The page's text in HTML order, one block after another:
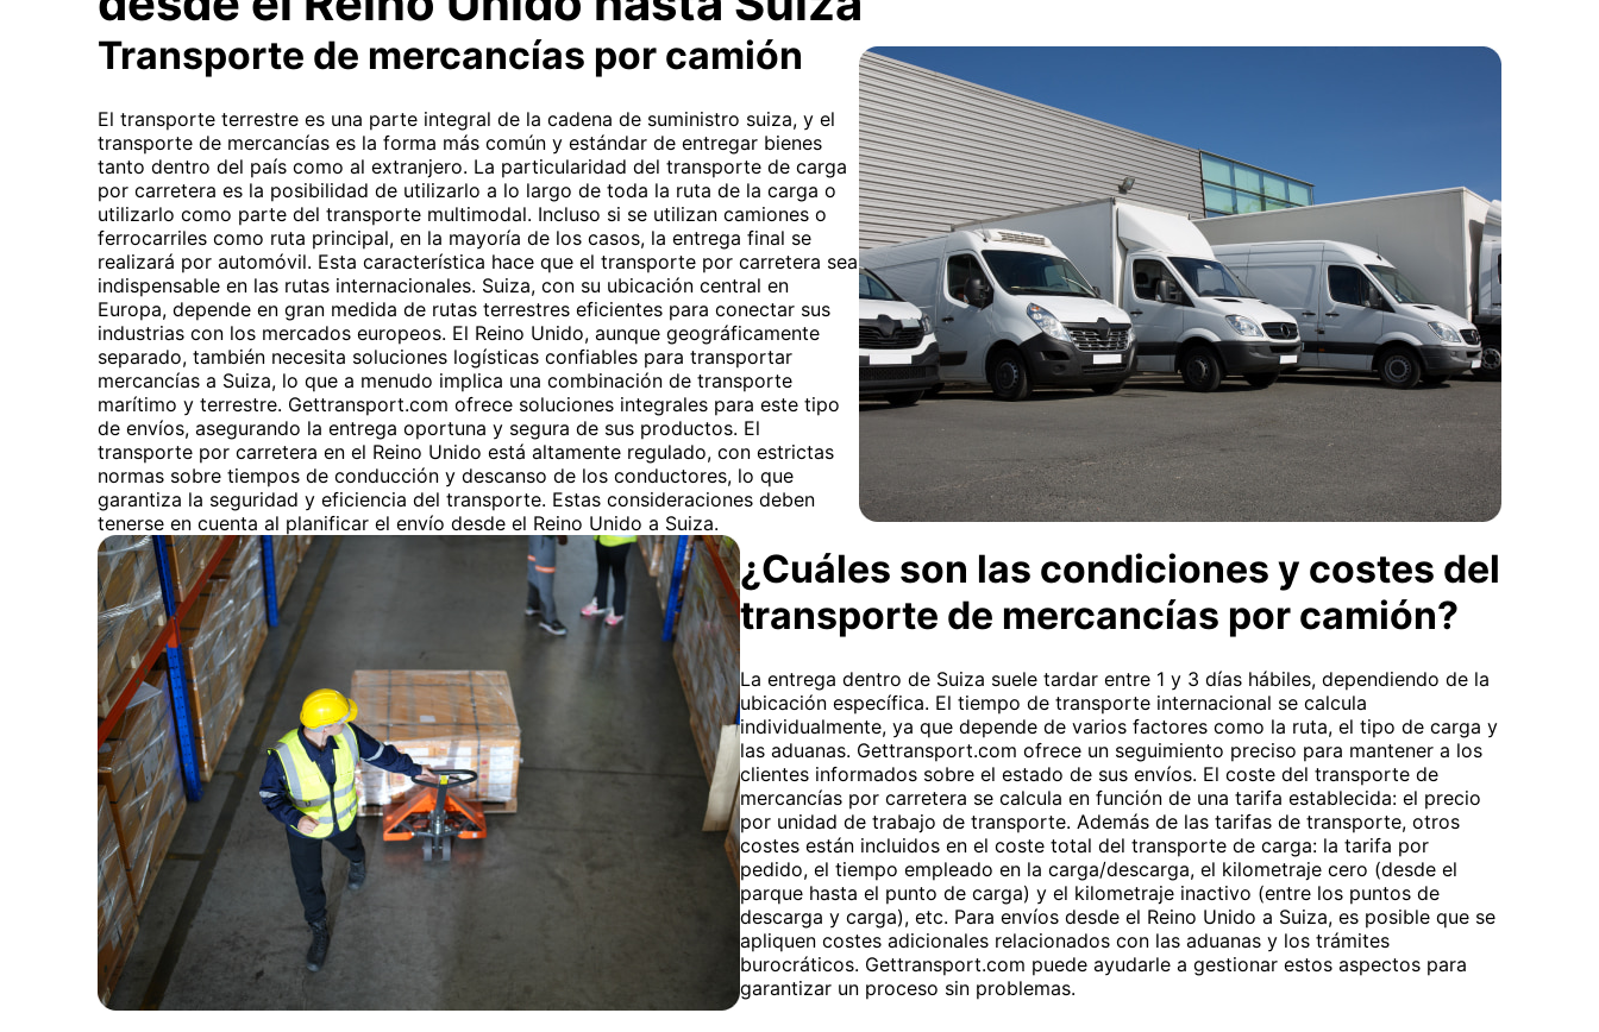
Transporte de mercancías por camión
El transporte terrestre es una parte integral de la cadena de suministro suiza, y el
transporte de mercancías es la forma más común y estándar de entregar bienes
tanto dentro del país como al extranjero. La particularidad del transporte de carga
por carretera es la posibilidad de utilizarlo a lo largo de toda la ruta de la carga o
utilizarlo como parte del transporte multimodal. Incluso si se utilizan camiones o
ferrocarriles como ruta principal, en la mayoría de los casos, la entrega final se
realizará por automóvil. Esta característica hace que el transporte por carretera sea
indispensable en las rutas internacionales. Suiza, con su ubicación central en
Europa, depende en gran medida de rutas terrestres eficientes para conectar sus
industrias con los mercados europeos. El Reino Unido, aunque geográficamente
separado, también necesita soluciones logísticas confiables para transportar
mercancías a Suiza, lo que a menudo implica una combinación de transporte
marítimo y terrestre. Gettransport.com ofrece soluciones integrales para este tipo
de envíos, asegurando la entrega oportuna y segura de sus productos. El
transporte por carretera en el Reino Unido está altamente regulado, con estrictas
normas sobre tiempos de conducción y descanso de los conductores, lo que
garantiza la seguridad y eficiencia del transporte. Estas consideraciones deben
tenerse en cuenta al planificar el envío desde el Reino Unido a Suiza.
¿Cuáles son las condiciones y costes del
transporte de mercancías por camión?
La entrega dentro de Suiza suele tardar entre 1 y 3 días hábiles, dependiendo de la
ubicación específica. El tiempo de transporte internacional se calcula
individualmente, ya que depende de varios factores como la ruta, el tipo de carga y
las aduanas. Gettransport.com ofrece un seguimiento preciso para mantener a los
clientes informados sobre el estado de sus envíos. El coste del transporte de
mercancías por carretera se calcula en función de una tarifa establecida: el precio
por unidad de trabajo de transporte. Además de las tarifas de transporte, otros
costes están incluidos en el coste total del transporte de carga: la tarifa por
pedido, el tiempo empleado en la carga/descarga, el kilometraje cero (desde el
parque hasta el punto de carga) y el kilometraje inactivo (entre los puntos de
descarga y carga), etc. Para envíos desde el Reino Unido a Suiza, es posible que se
apliquen costes adicionales relacionados con las aduanas y los trámites
burocráticos. Gettransport.com puede ayudarle a gestionar estos aspectos para
garantizar un proceso sin problemas.